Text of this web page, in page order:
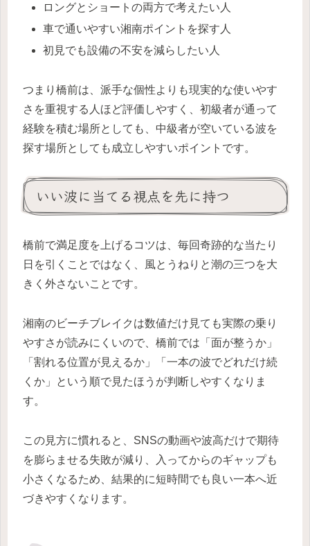
ロングとショートの両方で考えたい人
車で通いやすい湘南ポイントを探す人
初見でも設備の不安を減らしたい人
つまり橋前は、派手な個性よりも現実的な使いやす
さを重視する人ほど評価しやすく、初級者が通って
経験を積む場所としても、中級者が空いている波を
探す場所としても成立しやすいポイントです。
いい波に当てる視点を先に持つ
橋前で満足度を上げるコツは、毎回奇跡的な当たり
日を引くことではなく、風とうねりと潮の三つを大
きく外さないことです。
湘南のビーチブレイクは数値だけ見ても実際の乗り
やすさが読みにくいので、橋前では「面が整うか」
「割れる位置が見えるか」「一本の波でどれだけ続
くか」という順で見たほうが判断しやすくなりま
す。
この見方に慣れると、SNSの動画や波高だけで期待
を膨らませる失敗が減り、入ってからのギャップも
小さくなるため、結果的に短時間でも良い一本へ近
づきやすくなります。